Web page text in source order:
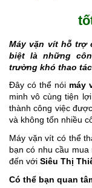
Máy vặn vít hỗ trợ
biệt là những
trường khó thao
Đây có thể nói máy
minh vô cùng tiện
thành công việc
và không tốn nhiều
Máy vặn vít có thể
bạn có nhu cầu mua
đến với Siêu Thị
Có thể bạn quan